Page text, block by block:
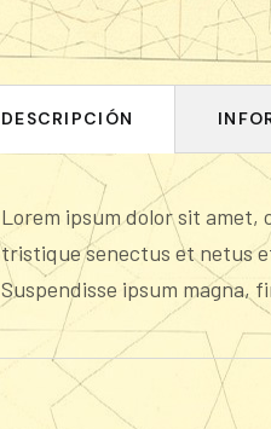
DESCRIPCIÓN
Lorem ipsum dolor sit
tristique senectus et netus
Suspendisse ipsum magna,